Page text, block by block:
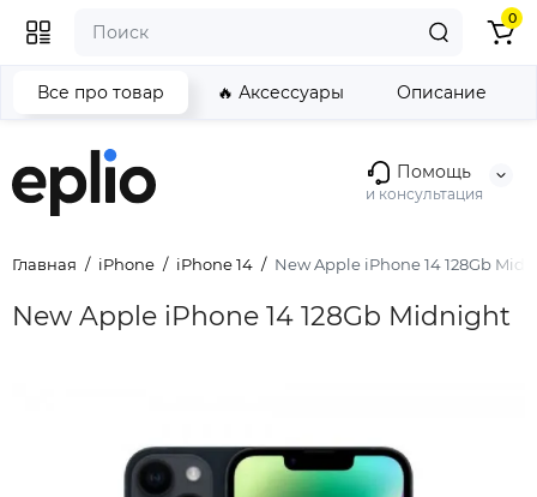
Помощь
и консультация
0
Главная iPhone iPhone 14 New Apple iPhone 14 128Gb
New Apple iPhone 14 128Gb Midnight
Все про товар 🔥 Аксессуары Описание